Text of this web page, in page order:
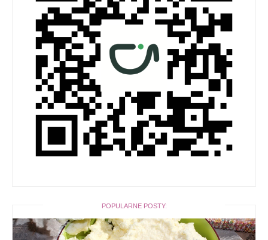
POPULARNE POSTY: